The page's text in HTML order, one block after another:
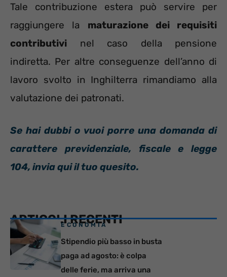
Tale contribuzione estera può servire per
raggiungere la maturazione dei requisiti
contributivi nel caso della pensione
indiretta. Per altre conseguenze dell’anno di
lavoro svolto in Inghilterra rimandiamo alla
valutazione dei patronati.
Se hai dubbi o vuoi porre una domanda di
carattere previdenziale, fiscale e legge
104, invia qui il tuo quesito.
ARTICOLI RECENTI
ECONOMIA
Stipendio più basso in busta
paga ad agosto: è colpa
delle ferie, ma arriva una